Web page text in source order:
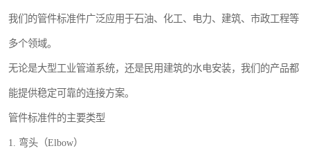
我们的管件标准件广泛应用于石油、化工、电力、建筑、市政工程等
多个领域。
无论是大型工业管道系统，还是民用建筑的水电安装，我们的产品都
能提供稳定可靠的连接方案。
管件标准件的主要类型
1. 弯头（Elbow）